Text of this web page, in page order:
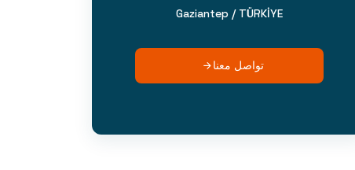
Gaziantep / TÜRKİYE
تواصل معنا